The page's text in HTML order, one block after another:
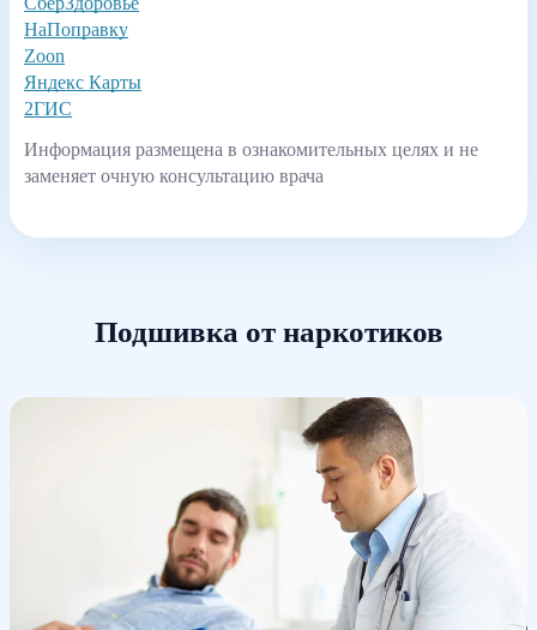
НаПоправку
Zoon
Яндекс Карты
2ГИС
Информация размещена в ознакомительных целях и не
заменяет очную консультацию врача
Подшивка от наркотиков